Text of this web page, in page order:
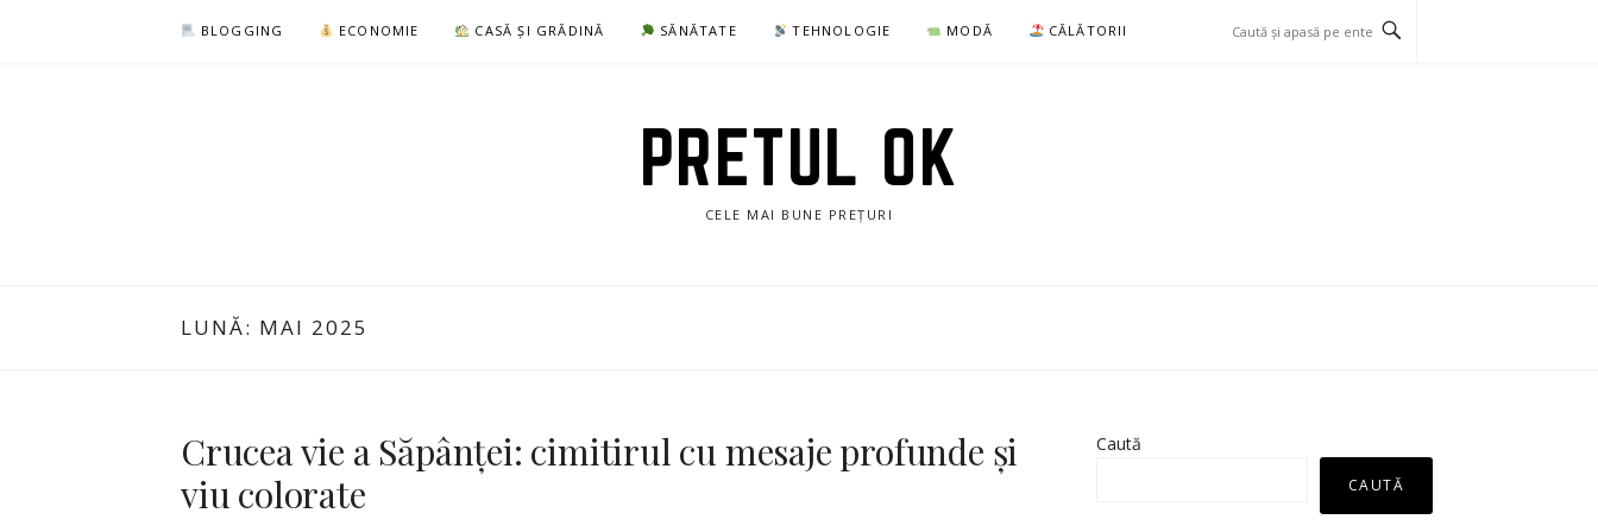
BLOGGING ECONOMIE CASĂ ȘI GRĂDINĂ SĂNĂTATE TEHNOLOGIE MODĂ CĂLĂTORII
PRETUL OK
CELE MAI BUNE PREȚURI
LUNĂ: MAI 2025
Crucea vie a Săpânței: cimitirul cu mesaje profunde și
viu colorate
Caută
CAUTĂ